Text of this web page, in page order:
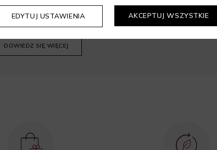
Aelia i korzystaj z
z 10% rabatem.
DOWIEDZ SIĘ WIĘCEJ
EDYTUJ USTAWIENIA AKCEPTUJ WSZYSTKIE